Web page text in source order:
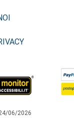
06/2026